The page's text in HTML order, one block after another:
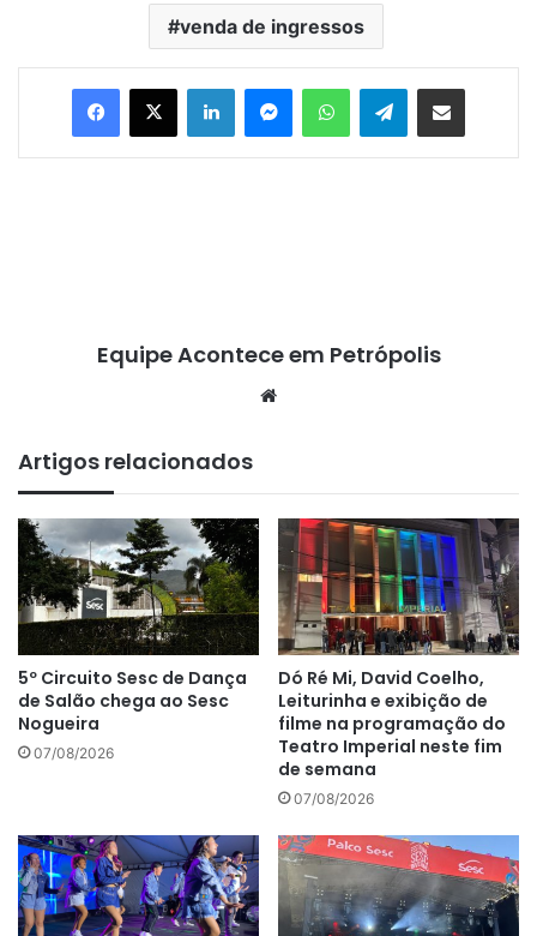
venda de ingressos
Telegram
Equipe Acontece em Petrópolis
Artigos relacionados
5º Circuito Sesc de Dança
de Salão chega ao Sesc
Nogueira
07/08/2026
Dó Ré Mi, David Coelho,
Leiturinha e exibição de
filme na programação do
Teatro Imperial neste fim
de semana
07/08/2026